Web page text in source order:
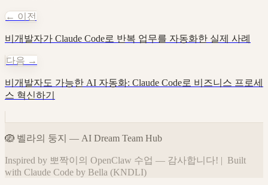
← 이전
비개발자가 Claude Code로 반복 업무를 자동화한 실제 사례
다음 →
비개발자도 가능한 AI 자동화: Claude Code로 비즈니스 프로세
스 혁신하기
🪺 벨라의 둥지 — AI Dream Team Hub
Inspired by 뽀짝이의 OpenClaw 수업 — 감사합니다! | Built
with Claude Code by Bella (KNDLI)